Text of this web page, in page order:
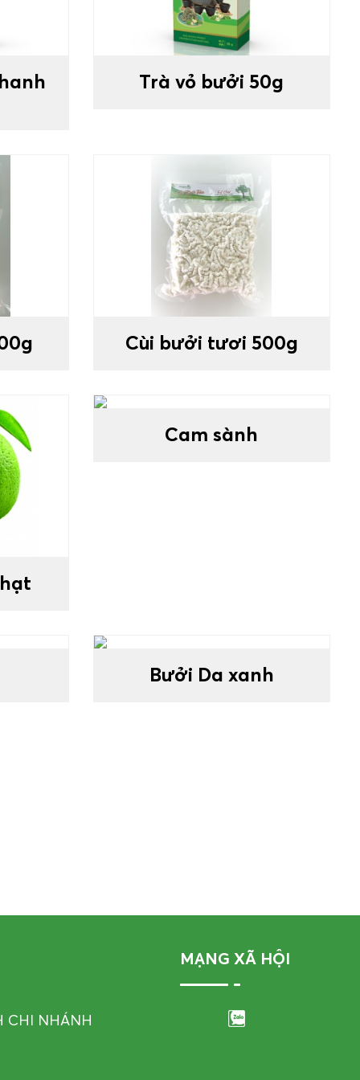
Trà vỏ bưởi 50g
Cùi bưởi tươi 500g
Cam sành
Bưởi Da xanh
CHI NHÁNH
MẠNG XÃ HỘI